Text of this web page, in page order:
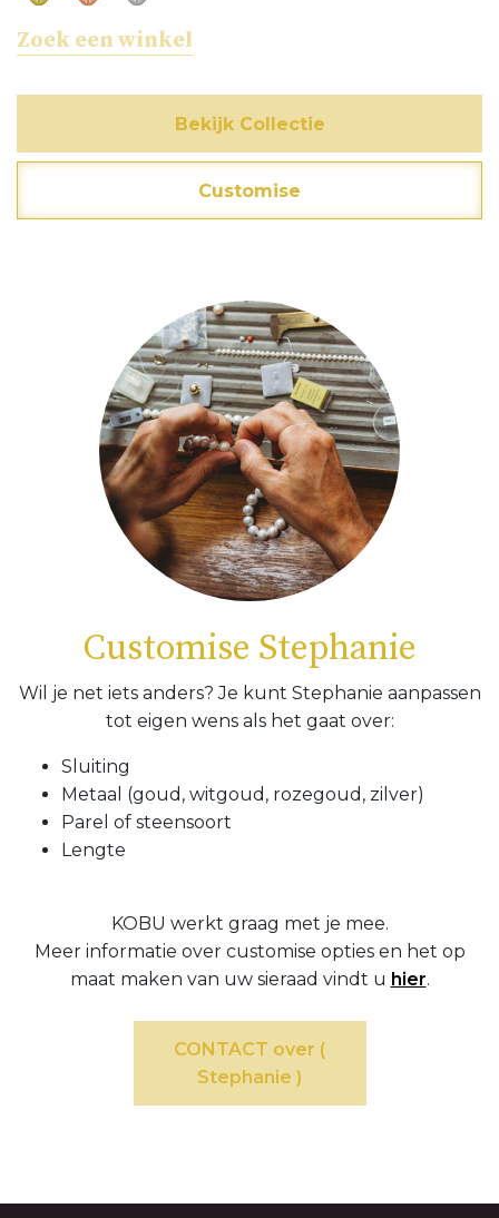
Zoek een winkel
Bekijk Collectie
Customise
Customise Stephanie
Wil je net iets anders? Je kunt Stephanie aanpassen
tot eigen wens als het gaat over:
Sluiting
Metaal (goud, witgoud, rozegoud, zilver)
Parel of steensoort
Lengte
KOBU werkt graag met je mee.
Meer informatie over customise opties en het op
maat maken van uw sieraad vindt u hier.
CONTACT over (
Stephanie )